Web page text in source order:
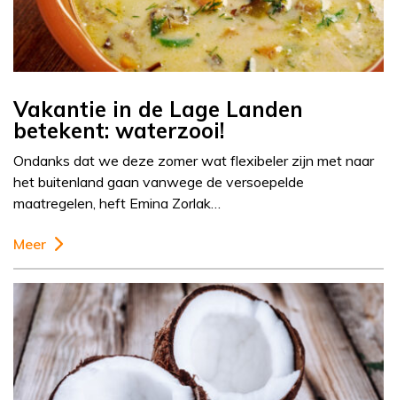
Vakantie in de Lage Landen
betekent: waterzooi!
Ondanks dat we deze zomer wat flexibeler zijn met naar
het buitenland gaan vanwege de versoepelde
maatregelen, heft Emina Zorlak…
Meer